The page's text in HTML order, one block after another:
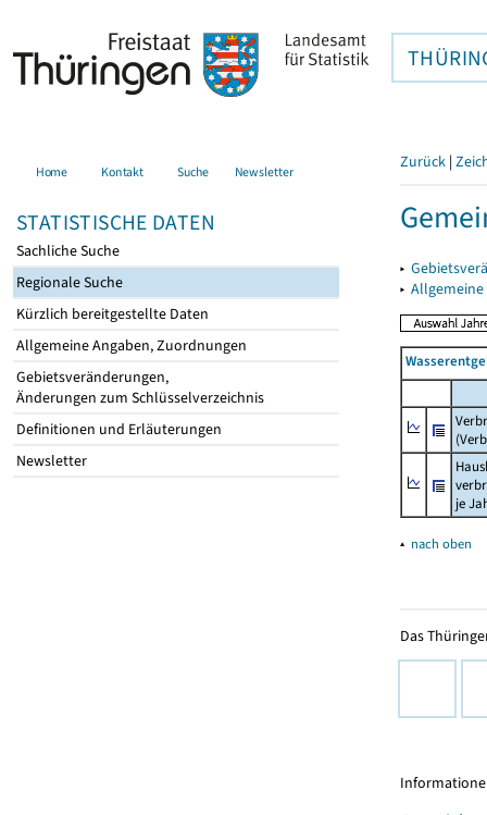
Home Kontakt Suche Newsletter
STATISTISCHE DATEN
Sachliche Suche
Regionale Suche
Kürzlich bereitgestellte Daten
Allgemeine Angaben, Zuordnungen
Gebietsveränderungen,
Änderungen zum Schlüsselverzeichnis
Definitionen und Erläuterungen
Newsletter
Zurück |
▸
▸
je
▴ nach oben
Das